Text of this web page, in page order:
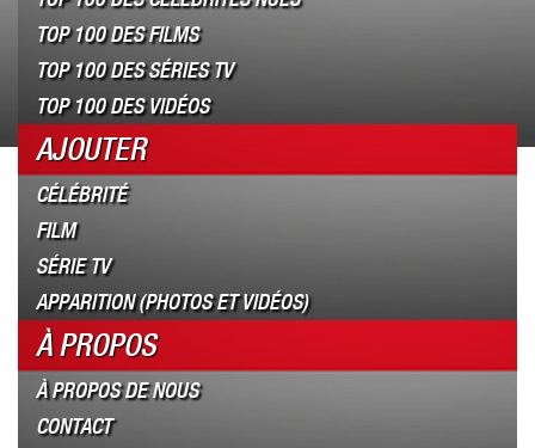
TOP 100 DES FILMS
TOP 100 DES SÉRIES TV
TOP 100 DES VIDÉOS
AJOUTER
CÉLÉBRITÉ
FILM
SÉRIE TV
APPARITION (PHOTOS ET VIDÉOS)
À PROPOS
À PROPOS DE NOUS
CONTACT